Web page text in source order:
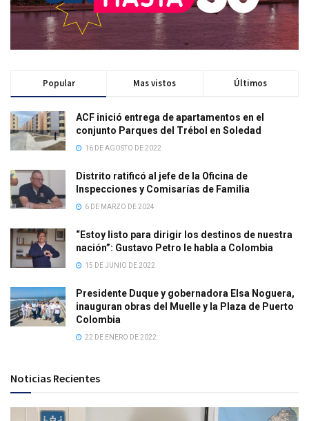
Popular Mas vistos Últimos
ACF inició entrega de apartamentos en el
conjunto Parques del Trébol en Soledad
16 DE AGOSTO DE 2022
Distrito ratificó al jefe de la Oficina de
Inspecciones y Comisarías de Familia
6 DE MARZO DE 2024
“Estoy listo para dirigir los destinos de nuestra
nación”: Gustavo Petro le habla a Colombia
15 DE JUNIO DE 2022
Presidente Duque y gobernadora Elsa Noguera,
inauguran obras del Muelle y la Plaza de Puerto
Colombia
22 DE ENERO DE 2022
Noticias Recientes